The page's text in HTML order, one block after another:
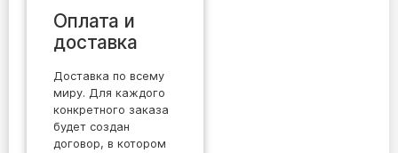
Оплата и
доставка
Доставка по всему
миру. Для каждого
конкретного заказа
будет создан
договор, в котором